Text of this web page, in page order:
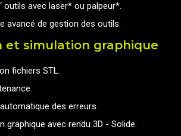
outils avec laser* ou palpeur*.
avancé de gestion des outils.
et simulation graphique
fichiers STL.
des erreurs.
graphique avec rendu 3D - Solide.